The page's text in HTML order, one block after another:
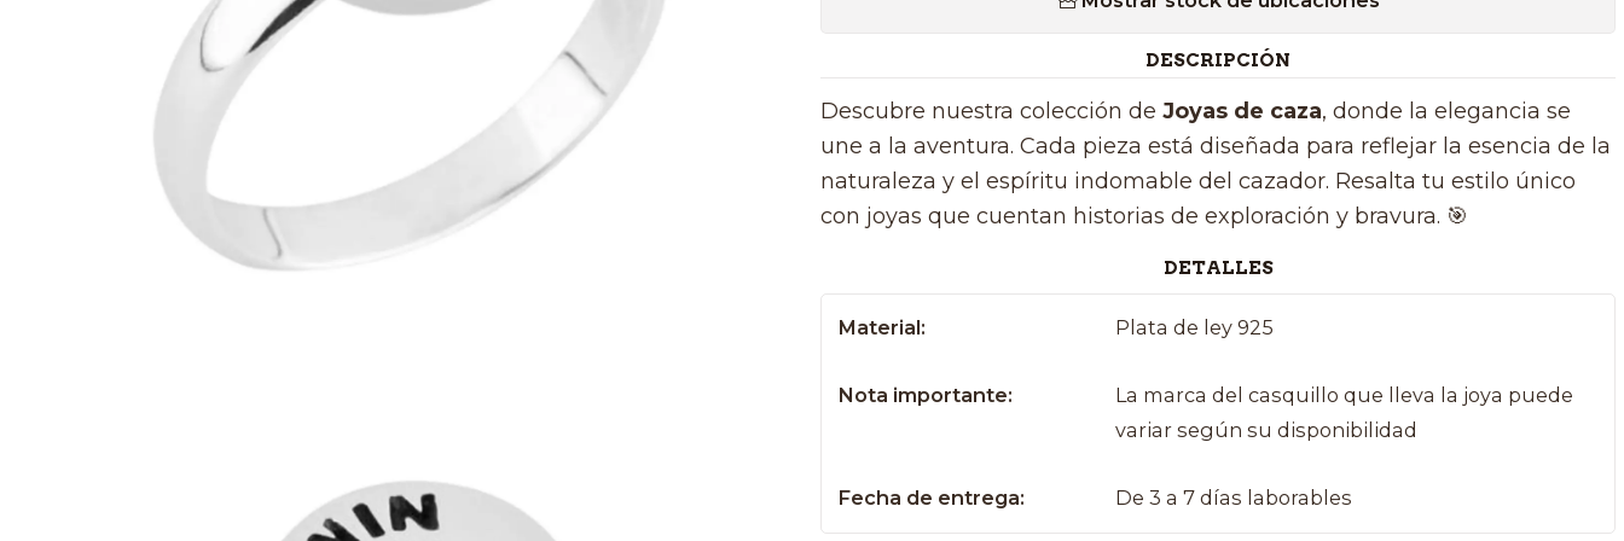
DESCRIPCIÓN
Descubre nuestra colección de Joyas de caza, donde la elegancia se
une a la aventura. Cada pieza está diseñada para reflejar la esencia de la
naturaleza y el espíritu indomable del cazador. Resalta tu estilo único
con joyas que cuentan historias de exploración y bravura. 🎯
DETALLES
Material: Plata de ley 925
Nota importante:
La marca del casquillo que lleva la joya puede
variar según su disponibilidad
Fecha de entrega: De 3 a 7 días laborables